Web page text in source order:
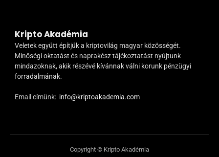
Kripto Akadémia
Veletek együtt építjük a kriptovilág magyar közösségét.
Minőségi oktatást és naprakész tájékoztatást nyújtunk
mindazoknak, akik részévé kívánnak válni korunk pénzügyi
forradalmának.
Email címünk: info@kriptoakademia.com
Copyright © Kripto Akadémia